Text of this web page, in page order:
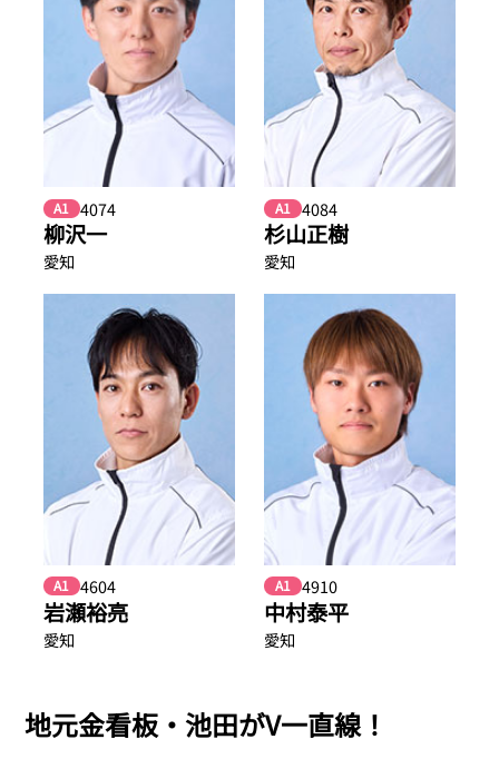
A1 4074
柳沢一
愛知
A1 4084
杉山正樹
愛知
A1 4604
岩瀬裕亮
愛知
A1 4910
中村泰平
愛知
地元金看板・池田がV一直線！